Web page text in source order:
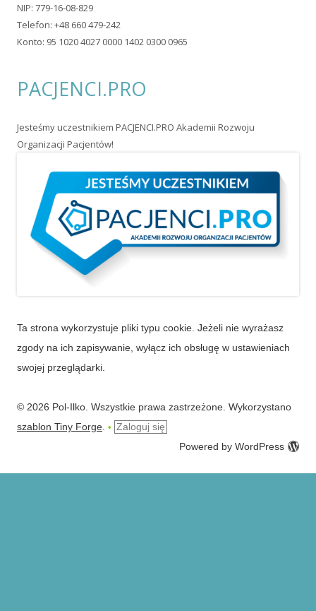
Ta strona wykorzystuje pliki typu cookie. Jeżeli nie wyrażasz
swojej przeglądarki.
© 2026 Pol-Ilko. Wszystkie prawa zastrzeżone. Wykorzystano
szablon Tiny Forge.• Zaloguj się
Powered by WordPress